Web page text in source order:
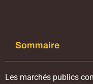
Sommaire
Les marchés publics